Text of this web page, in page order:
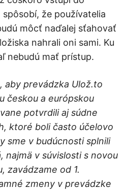
že používatelia
môcť naďalej sťahovať
nahrali oni sami. Ku
nebudú mať prístup.
aby prevádzka Ulož.to
českou a európskou
potvrdili aj súdne
ktoré boli často účelovo
sme v budúcnosti splnili
najmä v súvislosti s novou
zavádzame od 1.
zmeny v prevádzke